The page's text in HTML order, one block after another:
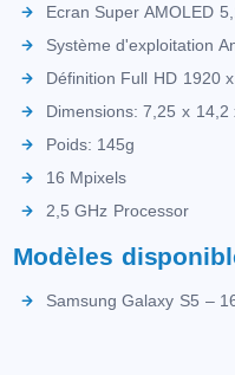
Ecran Super AMOLED
Système d'exploitation
Définition Full HD 1920
Dimensions: 7,25 x 14,2
Poids: 145g
16 Mpixels
2,5 GHz Processor
Modèles
Samsung Galaxy S5 –